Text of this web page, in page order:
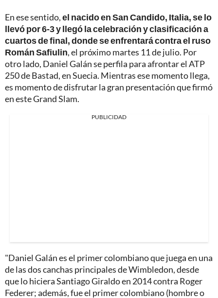
En ese sentido,el nacido en San Candido, Italia, se lo
llevó por 6-3 y llegó la celebración y clasificación a
cuartos de final, donde se enfrentará contra el ruso
Román Safiulin, el próximo martes 11 de julio. Por
otro lado, Daniel Galán se perfila para afrontar el ATP
250 de Bastad, en Suecia. Mientras ese momento llega,
es momento de disfrutar la gran presentación que firmó
en este Grand Slam.
PUBLICIDAD
"Daniel Galán es el primer colombiano que juega en una
de las dos canchas principales de Wimbledon, desde
que lo hiciera Santiago Giraldo en 2014 contra Roger
Federer; además, fue el primer colombiano (hombre o